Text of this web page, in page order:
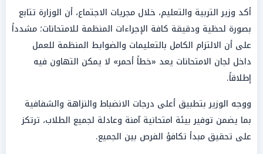
أكد وزير التربية والتعليم، خلال مجريات الاجتماع، أن الوزارة تتابع
بصورة لحظية ودقيقة كافة الإجراءات المنظمة للامتحانات؛ مشدداً
على أن الالتزام الكامل بالتعليمات والضوابط المنظمة للعمل
داخل لجان الامتحانات يعد «خطاً أحمر» لا يمكن التهاون فيه
إطلاقاً.
ووجه الوزير بتطبيق أعلى درجات الانضباط والنزاهة والشفافية
بما يضمن توفير بيئة امتحانية آمنة وعادلة لجميع الطلاب، ترتكز
على تحقيق مبدأ تكافؤ الفرص بين الجميع.